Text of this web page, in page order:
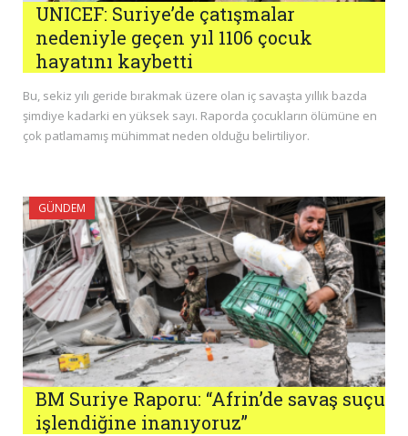
UNICEF: Suriye’de çatışmalar
nedeniyle geçen yıl 1106 çocuk
hayatını kaybetti
Bu, sekiz yılı geride bırakmak üzere olan iç savaşta yıllık bazda
şimdiye kadarki en yüksek sayı. Raporda çocukların ölümüne en
çok patlamamış mühimmat neden olduğu belirtiliyor.
GÜNDEM
BM Suriye Raporu: “Afrin’de savaş suçu
işlendiğine inanıyoruz”